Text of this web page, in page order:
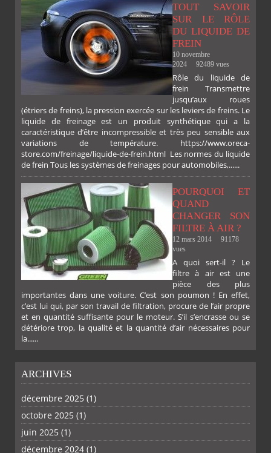
PLUS
TOUT SAVOIR
SUR LE RÔLE
DU LIQUIDE DE
FREIN
10 novembre
2024
92489 vues
Rôle du liquide de
frein Transmettre
jusqu’aux roues
(étriers de freins), la pression exercée sur les leviers de freins. Le
liquide de freinage est un produit synthétique qui a la
caractéristique d’être incompressible et très peu sensible aux
variations de température. https://www.oreca-
store.com/freinage/liquide-de-frein.html Les normes du liquide
de frein Tous les systèmes de freinages pour automobiles,......
POURQUOI ET
QUAND
CHANGER SON
FILTRE À AIR ?
12 mars 2014
91178
vues
A quoi sert-il ? Le
filtre à air est une
pièce des plus
importantes dans une voiture. C’est son poumon ! En effet,
c’est lui qui, par son travail de filtration, procure de l’air propre
et en quantité suffisante pour le moteur. S’il s’encrasse ou se
détériore trop, la qualité et la quantité d’air nécessaires pour
la......
ARCHIVES
décembre 2025 (1)
octobre 2025 (1)
juin 2025 (1)
décembre 2024 (1)